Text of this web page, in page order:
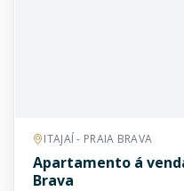
ITAJAÍ - PRAIA BRAVA
Apartamento á
Brava